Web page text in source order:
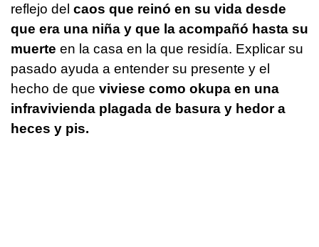
reflejo del caos que reinó en su vida desde
que era una niña y que la acompañó hasta su
muerte en la casa en la que residía. Explicar su
pasado ayuda a entender su presente y el
hecho de que viviese como okupa en una
infravivienda plagada de basura y hedor a
heces y pis.